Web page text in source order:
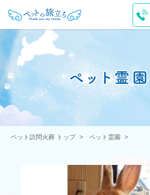
ペット訪問火葬 トップ ペット霊園